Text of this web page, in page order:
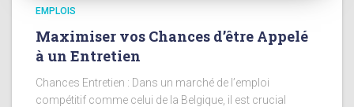
EMPLOIS
Maximiser vos Chances d’être Appelé
à un Entretien
Chances Entretien : Dans un marché de l’emploi
compétitif comme celui de la Belgique, il est crucial